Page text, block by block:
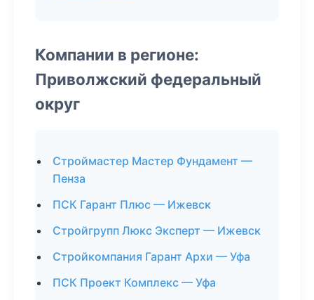
Компании в регионе:
Приволжский федеральный
округ
Строймастер Мастер Фундамент —
Пенза
ПСК Гарант Плюс — Ижевск
Стройгрупп Люкс Эксперт — Ижевск
Стройкомпания Гарант Архи — Уфа
ПСК Проект Комплекс — Уфа